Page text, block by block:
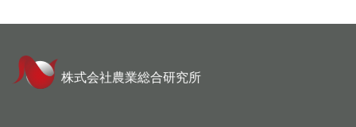
株式会社農業総合研究所